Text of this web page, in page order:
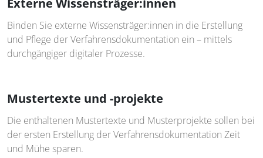
Binden Sie externe Wissensträger:innen in die Erstellung
und Pflege der Verfahrensdokumentation ein – mittels
durchgängiger digitaler Prozesse.
Mustertexte und -projekte
Die enthaltenen Mustertexte und Musterprojekte sollen bei
der ersten Erstellung der Verfahrensdokumentation Zeit
und Mühe sparen.